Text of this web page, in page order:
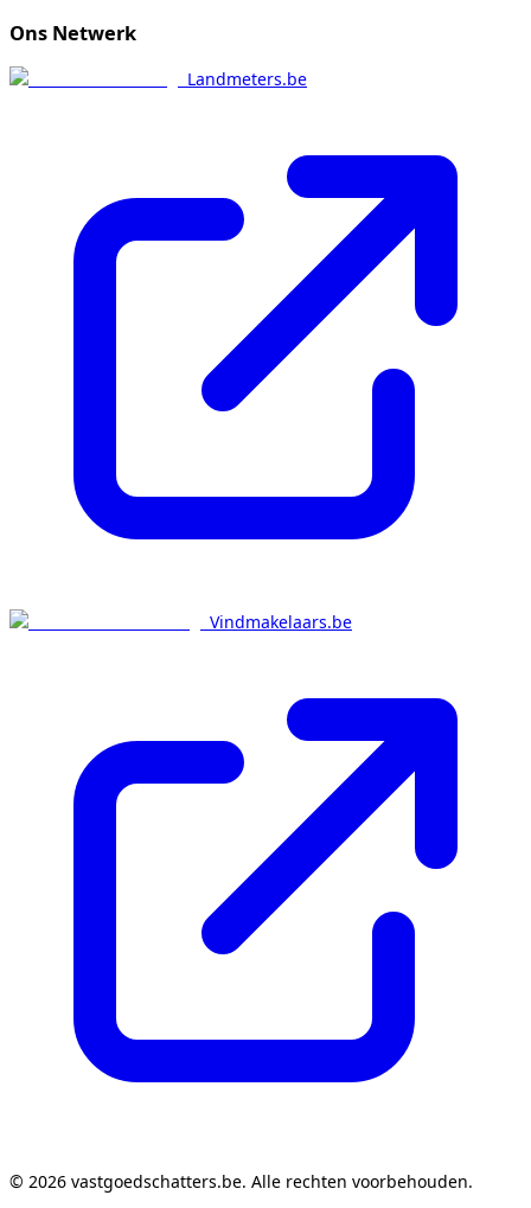
Ons Netwerk
Landmeters.be
Vindmakelaars.be
© 2026 vastgoedschatters.be. Alle rechten voorbehouden.